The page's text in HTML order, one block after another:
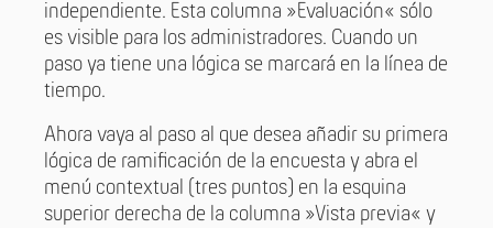
independiente. Esta columna »Evaluación« sólo
es visible para los administradores. Cuando un
paso ya tiene una lógica se marcará en la línea de
tiempo.
Ahora vaya al paso al que desea añadir su primera
lógica de ramificación de la encuesta y abra el
menú contextual (tres puntos) en la esquina
superior derecha de la columna »Vista previa« y